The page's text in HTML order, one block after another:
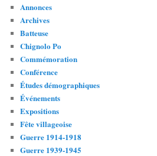
Annonces
Archives
Batteuse
Chignolo Po
Commémoration
Conférence
Études démographiques
Événements
Expositions
Fête villageoise
Guerre 1914-1918
Guerre 1939-1945